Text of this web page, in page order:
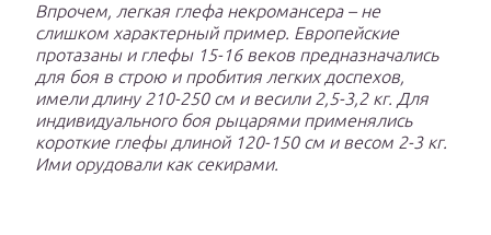
Впрочем, легкая глефа некромансера – не
слишком характерный пример. Европейские
протазаны и глефы 15-16 веков предназначались
для боя в строю и пробития легких доспехов,
имели длину 210-250 см и весили 2,5-3,2 кг. Для
индивидуального боя рыцарями применялись
короткие глефы длиной 120-150 см и весом 2-3 кг.
Ими орудовали как секирами.